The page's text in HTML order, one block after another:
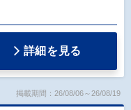
詳細を見る
掲載期間：26/08/06～26/08/19